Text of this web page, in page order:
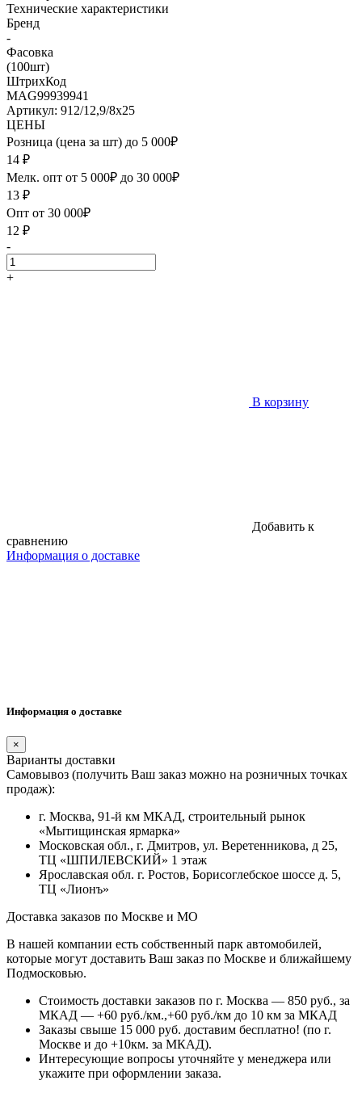
Технические характеристики
Бренд
-
Фасовка
(100шт)
ШтрихКод
MAG99939941
Артикул: 912/12,9/8х25
ЦЕНЫ
Розница (цена за шт) до 5 000₽
14 ₽
Мелк. опт от 5 000₽ до 30 000₽
13 ₽
Опт от 30 000₽
12 ₽
-
+
В корзину
Добавить к
сравнению
Информация о доставке
Информация о доставке
×
Варианты доставки
Самовывоз (получить Ваш заказ можно на розничных точках
продаж):
г. Москва, 91-й км МКАД, строительный рынок
«Мытищинская ярмарка»
Московская обл., г. Дмитров, ул. Веретенникова, д 25,
ТЦ «ШПИЛЕВСКИЙ» 1 этаж
Ярославская обл. г. Ростов, Борисоглебское шоссе д. 5,
ТЦ «Лионъ»
Доставка заказов по Москве и МО
В нашей компании есть собственный парк автомобилей,
которые могут доставить Ваш заказ по Москве и ближайшему
Подмосковью.
Стоимость доставки заказов по г. Москва — 850 руб., за
МКАД — +60 руб./км.,+60 руб./км до 10 км за МКАД
Заказы свыше 15 000 руб. доставим бесплатно! (по г.
Москве и до +10км. за МКАД).
Интересующие вопросы уточняйте у менеджера или
укажите при оформлении заказа.